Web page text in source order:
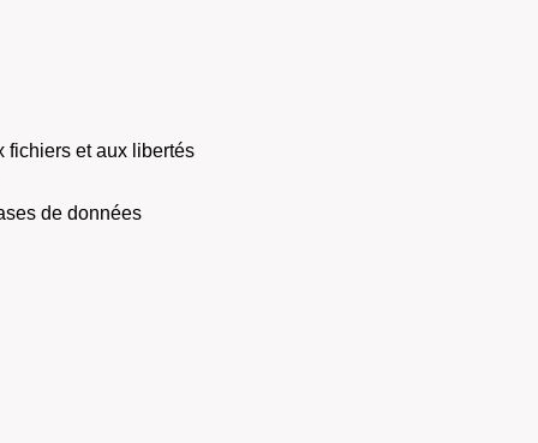
fichiers et aux libertés
de données